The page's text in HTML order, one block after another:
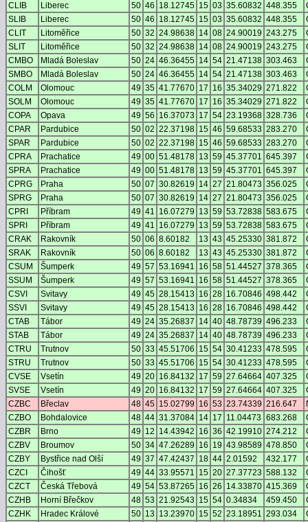
CLIB
Liberec 50 46 18.12745 15 03 35.60832 448.355
SLIB
Liberec 50 46 18.12745 15 03 35.60832 448.355
CLIT
Litoměřice 50 32 24.98638 14 08 24.90019 243.275
SLIT
Litoměřice 50 32 24.98638 14 08 24.90019 243.275
CMBO
Mladá Boleslav 50 24 46.36455 14 54 21.47138 303.463
SMBO
Mladá Boleslav 50 24 46.36455 14 54 21.47138 303.463
COLM
Olomouc 49 35 41.77670 17 16 35.34029 271.822
SOLM
Olomouc 49 35 41.77670 17 16 35.34029 271.822
COPA
Opava 49 56 16.37073 17 54 23.19368 328.736
CPAR
Pardubice 50 02 22.37198 15 46 59.68533 283.270
SPAR
Pardubice 50 02 22.37198 15 46 59.68533 283.270
CPRA
Prachatice 49 00 51.48178 13 59 45.37701 645.397
SPRA
Prachatice 49 00 51.48178 13 59 45.37701 645.397
CPRG
Praha 50 07 30.82619 14 27 21.80473 356.025
SPRG
Praha 50 07 30.82619 14 27 21.80473 356.025
CPRI
Příbram 49 41 16.07279 13 59 53.72838 583.675
SPRI
Příbram 49 41 16.07279 13 59 53.72838 583.675
CRAK
Rakovník 50 06 8.60182 13 43 45.25330 381.872
SRAK
Rakovník 50 06 8.60182 13 43 45.25330 381.872
CSUM
Šumperk 49 57 53.16941 16 58 51.44527 378.365
SSUM
Šumperk 49 57 53.16941 16 58 51.44527 378.365
CSVI
Svitavy 49 45 28.15413 16 28 16.70846 498.442
SSVI
Svitavy 49 45 28.15413 16 28 16.70846 498.442
CTAB
Tábor 49 24 35.26837 14 40 48.78739 496.233
STAB
Tábor 49 24 35.26837 14 40 48.78739 496.233
CTRU
Trutnov 50 33 45.51706 15 54 30.41233 478.595
STRU
Trutnov 50 33 45.51706 15 54 30.41233 478.595
CVSE
Vsetín 49 20 16.84132 17 59 27.64664 407.325
SVSE
Vsetín 49 20 16.84132 17 59 27.64664 407.325
CZBC
Břeclav 48 45 15.02799 16 53 23.74339 216.647
CZBO
Bohdalovice 48 44 31.37084 14 17 11.04473 683.268
CZBR
Brno 49 12 14.43942 16 36 42.19910 274.212
CZBV
Broumov 50 34 47.26289 16 19 43.98589 478.850
CZBY
Bystřice nad Olší 49 37 47.42437 18 44 2.01592 432.177
CZCI
Čihošť 49 44 33.95571 15 20 27.37723 588.132
CZCT
Česká Třebová 49 54 53.87265 16 26 14.33870 415.369
CZHB
Horní Břečkov 48 53 21.92543 15 54 0.34834 459.450
CZHK
Hradec Králové 50 13 13.23970 15 52 23.18951 293.034